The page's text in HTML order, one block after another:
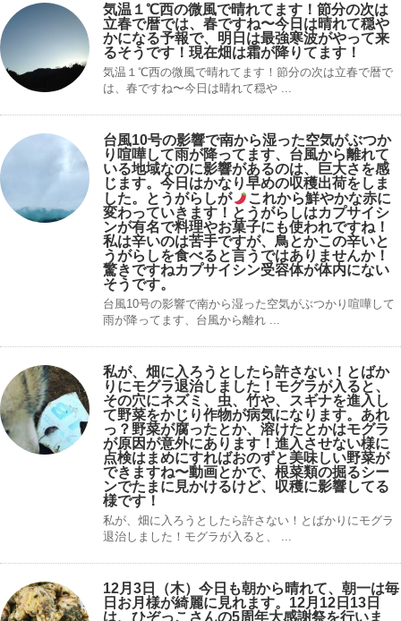
気温１℃西の微風で晴れてます！節分の次は
立春で暦では、春ですね〜今日は晴れて穏や
かになる予報で、明日は最強寒波がやって来
るそうです！現在畑は霜が降りてます！
気温１℃西の微風で晴れてます！節分の次は立春で暦で
は、春ですね〜今日は晴れて穏や ...
台風10号の影響で南から湿った空気がぶつか
り喧嘩して雨が降ってます、台風から離れて
いる地域なのに影響があるのは、巨大さを感
じます。今日はかなり早めの収穫出荷をしま
した。とうがらしが
これから鮮やかな赤に
変わっていきます！とうがらしはカプサイシ
ンが有名で料理やお菓子にも使われですね！
私は辛いのは苦手ですが、鳥とかこの辛いと
うがらしを食べると言うではありませんか！
驚きですねカプサイシン受容体が体内にない
そうです。
台風10号の影響で南から湿った空気がぶつかり喧嘩して
雨が降ってます、台風から離れ ...
私が、畑に入ろうとしたら許さない！とばか
りにモグラ退治しました！モグラが入ると、
その穴にネズミ、虫、竹や、スギナを進入し
て野菜をかじり作物が病気になります。あれ
っ？野菜が腐ったとか、溶けたとかはモグラ
が原因が意外にあります！進入させない様に
点検はまめにすればおのずと美味しい野菜が
できますね〜動画とかで、根菜類の掘るシー
ンでたまに見かけるけど、収穫に影響してる
様です！
私が、畑に入ろうとしたら許さない！とばかりにモグラ
退治しました！モグラが入ると、 ...
12月3日（木）今日も朝から晴れて、朝一は毎
日お月様が綺麗に見れます。12月12日13日
は、ひぞっこさんの5周年大感謝祭を行いま